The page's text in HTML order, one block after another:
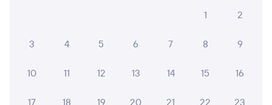
1
2
3 4 5 6 7 8 9
10 11 12 13 14 15 16
17 18 19 20 21 22 23